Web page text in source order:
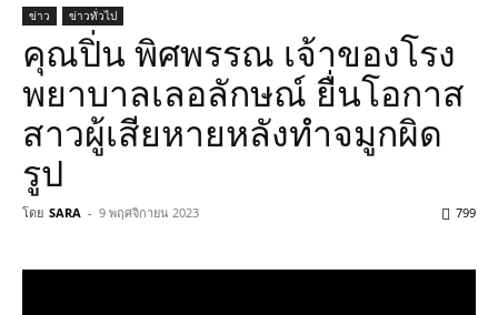
ข่าว ข่าวทั่วไป
คุณปิ่น พิศพรรณ เจ้าของโรง
พยาบาลเลอลักษณ์ ยื่นโอกาส
สาวผู้เสียหายหลังทำจมูกผิด
รูป
โดย SARA - 9 พฤศจิกายน 2023 799